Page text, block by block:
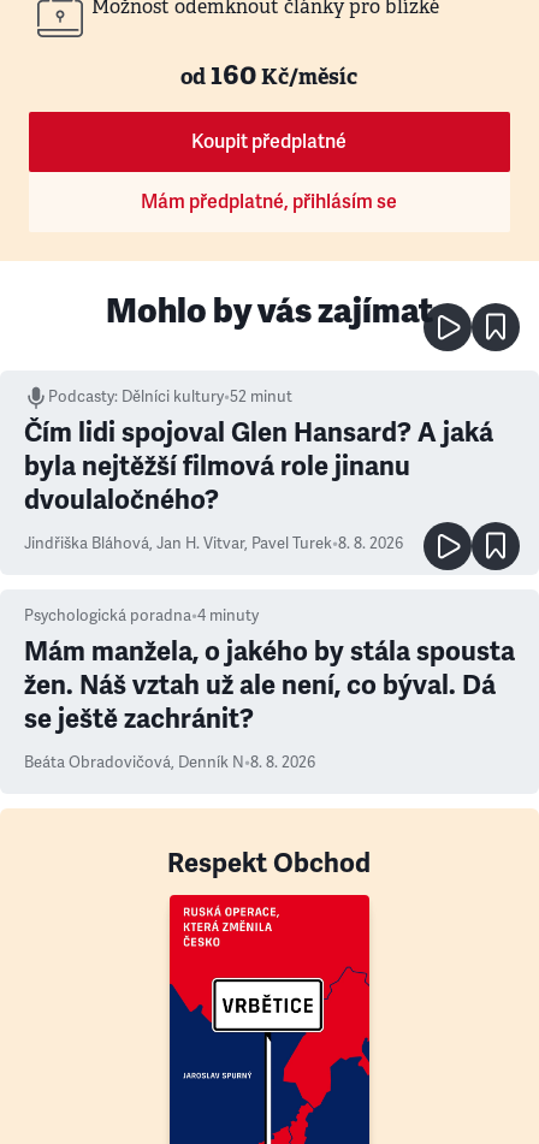
Možnost odemknout články pro blízké
od160Kč/měsíc
Koupit předplatné
Mám předplatné, přihlásím se
Mohlo by vás zajímat
Podcasty: Dělníci kultury•52 minut
Čím lidi spojoval Glen Hansard? A jaká
byla nejtěžší filmová role jinanu
dvoulaločného?
Jindřiška Bláhová, Jan H. Vitvar, Pavel Turek•8. 8. 2026
Psychologická poradna•4 minuty
Mám manžela, o jakého by stála spousta
žen. Náš vztah už ale není, co býval. Dá
se ještě zachránit?
Beáta Obradovičová, Denník N•8. 8. 2026
Respekt Obchod